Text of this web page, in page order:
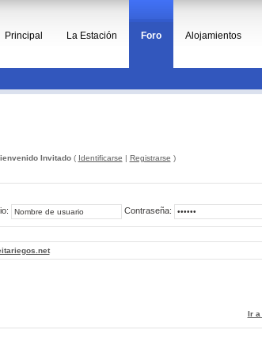
Principal La Estación Foro Alojamientos
Invitado( Identificarse | Registrarse )
Contraseña:
Ir a